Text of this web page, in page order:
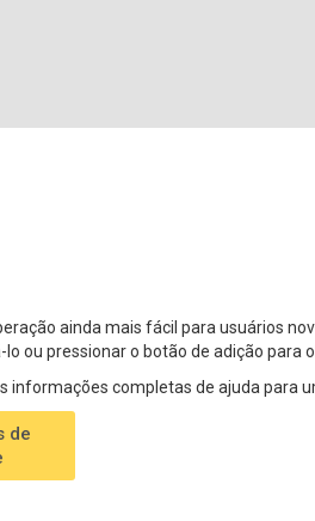
ainda mais fácil para usuários
ou pressionar o botão de adição
informações completas de ajuda para
de